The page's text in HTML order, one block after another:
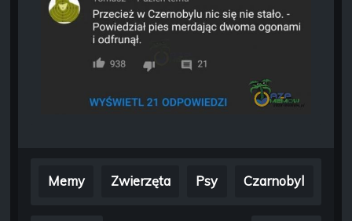
Memy Zwierzęta Psy Czarnobyl